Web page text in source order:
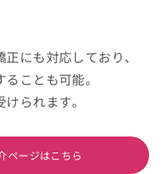
にも対応しており、
ことも可能。
られます。
ページはこちら